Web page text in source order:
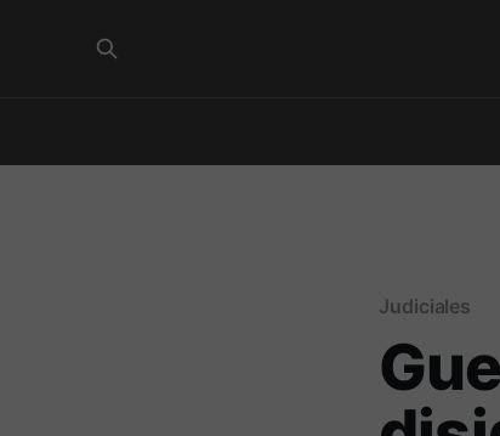
Judiciales